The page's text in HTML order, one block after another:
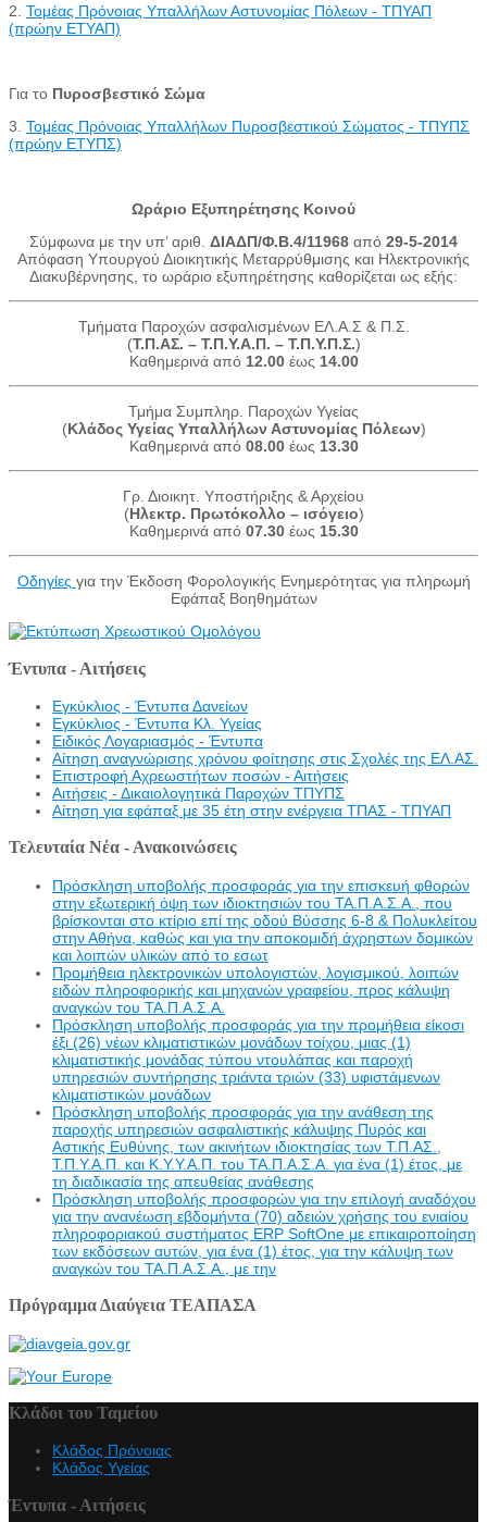
2. Τομέας Πρόνοιας Υπαλλήλων Αστυνομίας Πόλεων - ΤΠΥΑΠ
(πρώην ΕΤΥΑΠ)
Για το Πυροσβεστικό Σώμα
3. Τομέας Πρόνοιας Υπαλλήλων Πυροσβεστικού Σώματος - ΤΠΥΠΣ
(πρώην ΕΤΥΠΣ)
Ωράριο Εξυπηρέτησης Κοινού
Σύμφωνα με την υπ’ αριθ. ΔΙΑΔΠ/Φ.Β.4/11968 από 29-5-2014
Απόφαση Υπουργού Διοικητικής Μεταρρύθμισης και Ηλεκτρονικής
Διακυβέρνησης, το ωράριο εξυπηρέτησης καθορίζεται ως εξής:
Τμήματα Παροχών ασφαλισμένων ΕΛ.Α.Σ & Π.Σ.
(Τ.Π.ΑΣ. – Τ.Π.Υ.Α.Π. – Τ.Π.Υ.Π.Σ.)
Καθημερινά από 12.00 έως 14.00
Τμήμα Συμπληρ. Παροχών Υγείας
(Κλάδος Υγείας Υπαλλήλων Αστυνομίας Πόλεων)
Καθημερινά από 08.00έως 13.30
Γρ. Διοικητ. Υποστήριξης & Αρχείου
(Ηλεκτρ. Πρωτόκολλο – ισόγειο)
Καθημερινά από 07.30έως 15.30
Οδηγίες για την Έκδοση Φορολογικής Ενημερότητας για πληρωμή
Εφάπαξ Βοηθημάτων
Έντυπα - Αιτήσεις
Εγκύκλιος - Έντυπα Δανείων
Εγκύκλιος - Έντυπα Κλ. Υγείας
Eιδικός Λογαριασμός - Έντυπα
Αίτηση αναγνώρισης χρόνου φοίτησης στις Σχολές της ΕΛ.ΑΣ.
Επιστροφή Αχρεωστήτων ποσών - Αιτήσεις
Αιτήσεις - Δικαιολογητικά Παροχών ΤΠΥΠΣ
Αίτηση για εφάπαξ με 35 έτη στην ενέργεια ΤΠΑΣ - ΤΠΥΑΠ
Τελευταία Νέα - Ανακοινώσεις
Πρόσκληση υποβολής προσφοράς για την επισκευή φθορών
στην εξωτερική όψη των ιδιοκτησιών του ΤΑ.Π.Α.Σ.Α., που
βρίσκονται στο κτίριο επί της οδού Βύσσης 6-8 & Πολυκλείτου
στην Αθήνα, καθώς και για την αποκομιδή άχρηστων δομικών
και λοιπών υλικών από το εσωτ
Προμήθεια ηλεκτρονικών υπολογιστών, λογισμικού, λοιπών
ειδών πληροφορικής και μηχανών γραφείου, προς κάλυψη
αναγκών του ΤΑ.Π.Α.Σ.Α.
Πρόσκληση υποβολής προσφοράς για την προμήθεια είκοσι
έξι (26) νέων κλιματιστικών μονάδων τοίχου, μιας (1)
κλιματιστικής μονάδας τύπου ντουλάπας και παροχή
υπηρεσιών συντήρησης τριάντα τριών (33) υφιστάμενων
κλιματιστικών μονάδων
Πρόσκληση υποβολής προσφοράς για την ανάθεση της
παροχής υπηρεσιών ασφαλιστικής κάλυψης Πυρός και
Αστικής Ευθύνης, των ακινήτων ιδιοκτησίας των Τ.Π.ΑΣ.,
Τ.Π.Υ.Α.Π. και Κ.Υ.Υ.Α.Π. του ΤΑ.Π.Α.Σ.Α. για ένα (1) έτος, με
τη διαδικασία της απευθείας ανάθεσης
Πρόσκληση υποβολής προσφορών για την επιλογή αναδόχου
για την ανανέωση εβδομήντα (70) αδειών χρήσης του ενιαίου
πληροφοριακού συστήματος ERP SoftOne με επικαιροποίηση
των εκδόσεων αυτών, για ένα (1) έτος, για την κάλυψη των
αναγκών του ΤΑ.Π.Α.Σ.Α., με την
Πρόγραμμα Διαύγεια ΤΕΑΠΑΣΑ
Κλάδοι του Ταμείου
Κλάδος Πρόνοιας
Κλάδος Υγείας
Έντυπα - Αιτήσεις